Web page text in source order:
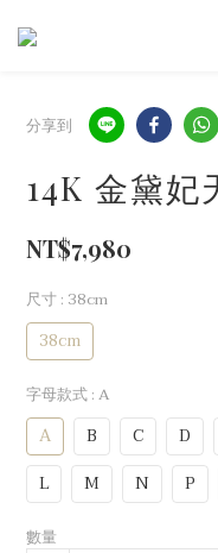
分享到
14K 金黛妃
NT$7,980
尺寸: 38cm
38cm
字母款式: A
A B C D
L
M N P
數量